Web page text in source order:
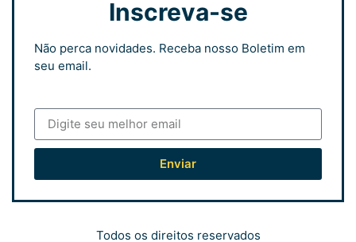
Inscreva-se
Não perca novidades. Receba nosso Boletim em
seu email.
Enviar
Todos os direitos reservados